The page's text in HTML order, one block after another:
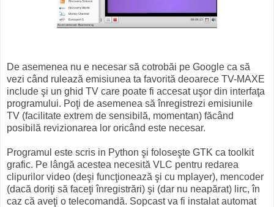
De asemenea nu e necesar să cotrobăi pe Google ca să
vezi când rulează emisiunea ta favorită deoarece TV-MAXE
include şi un ghid TV care poate fi accesat uşor din interfaţa
programului. Poţi de asemenea să înregistrezi emisiunile
TV (facilitate extrem de sensibilă, momentan) făcând
posibilă revizionarea lor oricând este necesar.
Programul este scris in Python şi foloseşte GTK ca toolkit
grafic. Pe lângă acestea necesită VLC pentru redarea
clipurilor video (deşi funcţionează şi cu mplayer), mencoder
(dacă doriţi să faceţi înregistrări) şi (dar nu neapărat) lirc, în
caz că aveţi o telecomandă. Sopcast va fi instalat automat